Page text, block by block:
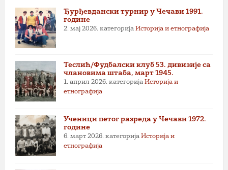
Ђурђевдански турнир у Чечави 1991.
године
2. мај 2026. категорија Историја и етнографија
Теслић/Фудбалски клуб 53. дивизије са
члановима штаба, март 1945.
1. април 2026. категорија Историја и
етнографија
Ученици петог разреда у Чечави 1972.
године
6. март 2026. категорија Историја и
етнографија